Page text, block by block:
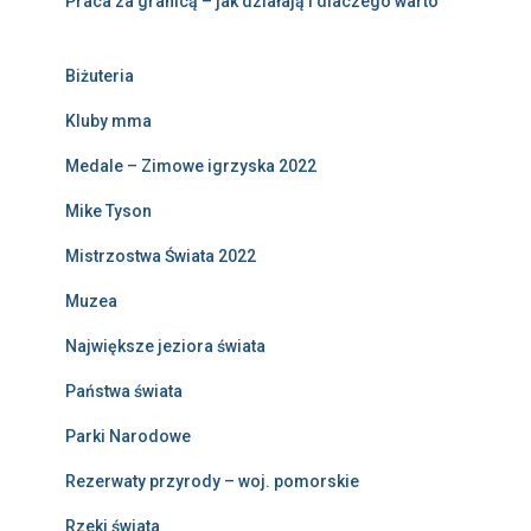
Biżuteria
Kluby mma
Medale – Zimowe igrzyska 2022
Mike Tyson
Mistrzostwa Świata 2022
Muzea
Największe jeziora świata
Państwa świata
Parki Narodowe
Rezerwaty przyrody – woj. pomorskie
Rzeki świata